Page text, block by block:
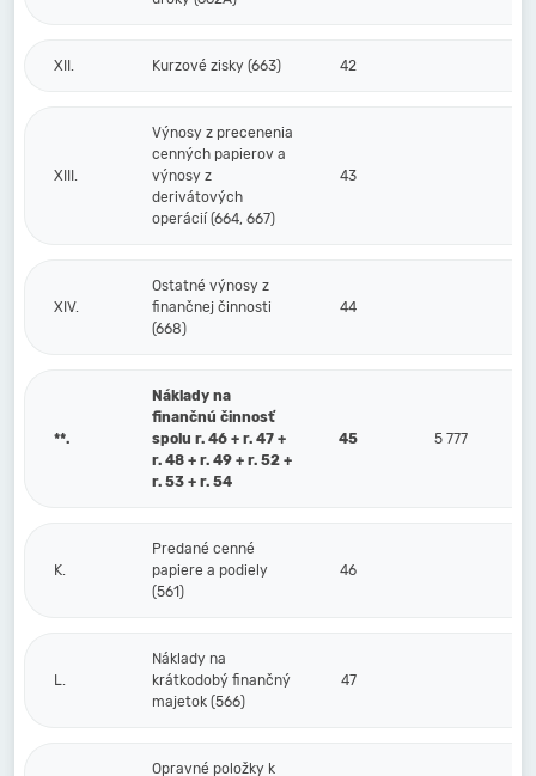
XII. Kurzové zisky (663) 42
XIII.
Výnosy z precenenia
cenných papierov a
výnosy z
derivátových
operácií (664, 667)
43
XIV.
Ostatné výnosy z
finančnej činnosti
(668)
44
**.
Náklady na
finančnú činnosť
spolu r. 46 + r. 47 +
r. 48 + r. 49 + r. 52 +
r. 53 + r. 54
45 5 777
K.
Predané cenné
papiere a podiely
(561)
46
L.
Náklady na
krátkodobý finančný
majetok (566)
47
Opravné položky k